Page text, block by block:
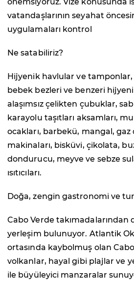
vatandaşlarının seyahat
uygulamaları kontrol
Ne satabiliriz?
Hijyenik havlular ve tamponlar,
bebek bezleri ve benzeri
alaşımsız çelikten çubuklar,
karayolu taşıtları aksamları,
ocakları, barbekü, mangal, gaz
makinaları, bisküvi, çikolata,
dondurucu, meyve ve sebze
ısıtıcıları.
Doğa, zengin gastronomi ve
Cabo Verde takımadalarından
yerleşim bulunuyor. Atlantik
ortasında kaybolmuş olan
volkanlar, hayal gibi plajlar ve
ile büyüleyici manzaralar